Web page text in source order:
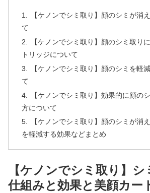
【ケノンでシミ取り】顔のシミが消
て
【ケノンでシミ取り】顔のシミ取り
トリッジについて
【ケノンでシミ取り】顔のシミを軽
て
【ケノンでシミ取り】効果的に顔の
方について
【ケノンでシミ取り】顔のシミが消
を軽減する効果などまとめ
【ケノンでシミ取り】シ
仕組みと効果と美顔カー